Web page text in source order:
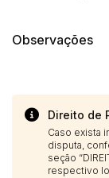
Observações
Direito de
Caso exista
disputa,
seção
respectivo